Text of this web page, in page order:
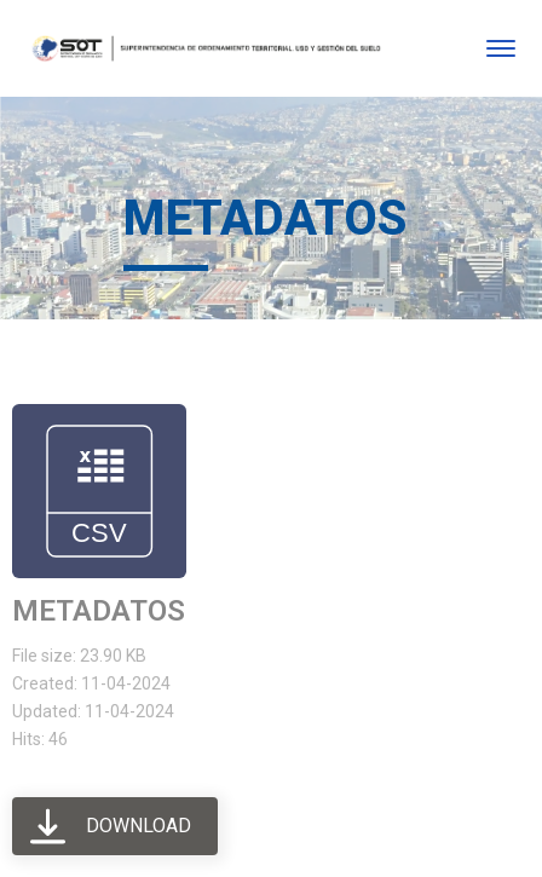
METADATOS
METADATOS
File size: 23.90 KB
Created: 11-04-2024
Updated: 11-04-2024
Hits: 46
DOWNLOAD